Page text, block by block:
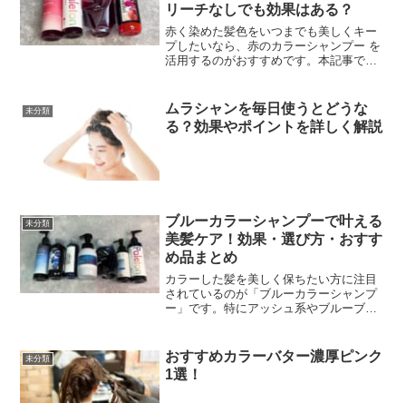
リーチなしでも効果はある？
赤く染めた髪色をいつまでも美しくキー
プしたいなら、赤のカラーシャンプー を
活用するのがおすすめです。本記事で
チなど、赤のカラーシャンプー にまつわ
るさまざまな疑問を解消...
未分類
ムラシャンを毎日使うとどうな
る？効果やポイントを詳しく解説
未分類
ブルーカラーシャンプーで叶える
美髪ケア！効果・選び方・おすす
め品まとめ
カラーした髪を美しく保ちたい方に注目
されているのが「ブルーカラーシャンプ
ー」です。特にアッシュ系やブルーブラ
強い味方となります。こちらの記事で
は、ブルーカラーシャンプー...
未分類
おすすめカラーバター濃厚ピンク
1選！